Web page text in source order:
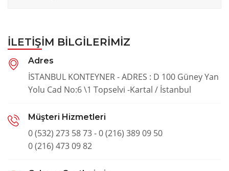
İLETIŞIM BILGILERIMIZ
Adres
İSTANBUL KONTEYNER - ADRES : D 100 Güney Yan
Yolu Cad No:6 \1 Topselvi -Kartal / İstanbul
Müşteri Hizmetleri
0 (532) 273 58 73 - 0 (216) 389 09 50
0 (216) 473 09 82